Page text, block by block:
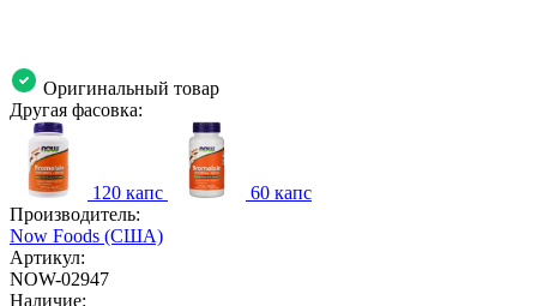
Оригинальный товар
Другая фасовка:
120 капс
60 капс
Производитель:
Now Foods (США)
Артикул:
NOW-02947
Наличие: